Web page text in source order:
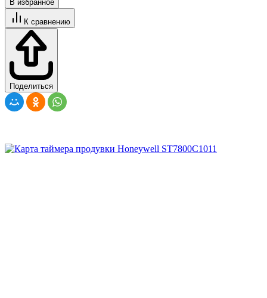
В избранное
К сравнению
Поделиться